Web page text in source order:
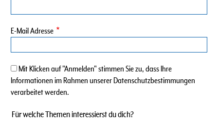
E-Mail Adresse
Mit Klicken auf "Anmelden" stimmen Sie zu, dass Ihre
Informationen im Rahmen unserer Datenschutzbestimmungen
verarbeitet werden.
Für welche Themen interessierst du dich?